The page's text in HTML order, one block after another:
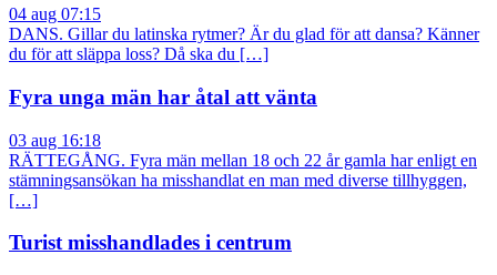
04 aug 07:15
DANS. Gillar du latinska rytmer? Är du glad för att dansa? Känner
du för att släppa loss? Då ska du […]
Fyra unga män har åtal att vänta
03 aug 16:18
RÄTTEGÅNG. Fyra män mellan 18 och 22 år gamla har enligt en
stämningsansökan ha misshandlat en man med diverse tillhyggen,
[…]
Turist misshandlades i centrum